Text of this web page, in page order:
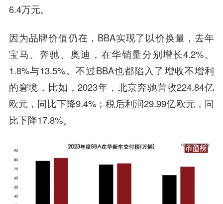
6.4万元。
因为品牌价值仍在，BBA实现了以价换量，去年
宝马、奔驰、奥迪，在华销量分别增长4.2%、
1.8%与13.5%。不过BBA也都陷入了增收不增利
的窘境，比如，2023年，北京奔驰营收224.84亿
欧元，同比下降9.4%；税后利润29.99亿欧元，同
比下降17.8%。